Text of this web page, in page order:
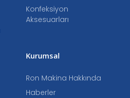
Konfeksiyon
Aksesuarları
Kurumsal
Ron Makina Hakkında
Haberler